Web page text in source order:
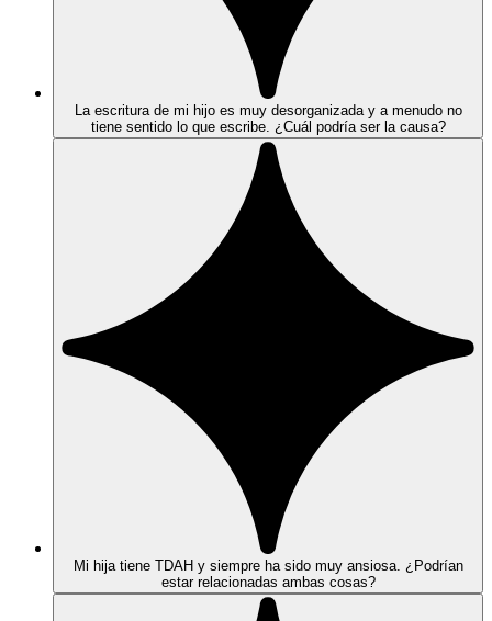
La escritura de mi hijo es muy desorganizada y a menudo no
tiene sentido lo que escribe. ¿Cuál podría ser la causa?
Mi hija tiene TDAH y siempre ha sido muy ansiosa. ¿Podrían
estar relacionadas ambas cosas?